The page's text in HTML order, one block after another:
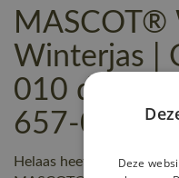
MASCOT®
Winterjas |
010
657-010
Helaas heeft nogDeze